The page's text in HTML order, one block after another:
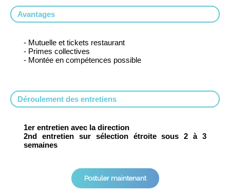
Avantages
- Mutuelle et tickets restaurant
- Primes collectives
- Montée en compétences possible
Déroulement des entretiens
1er entretien avec la direction
2nd entretien sur sélection étroite sous 2 à 3
semaines
Postuler maintenant